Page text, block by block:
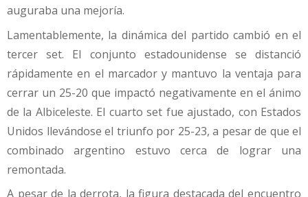
auguraba una mejoría.
Lamentablemente, la dinámica del partido cambió en el
tercer set. El conjunto estadounidense se distanció
rápidamente en el marcador y mantuvo la ventaja para
cerrar un 25-20 que impactó negativamente en el ánimo
de la Albiceleste. El cuarto set fue ajustado, con Estados
Unidos llevándose el triunfo por 25-23, a pesar de que el
combinado argentino estuvo cerca de lograr una
remontada.
A pesar de la derrota, la figura destacada del encuentro